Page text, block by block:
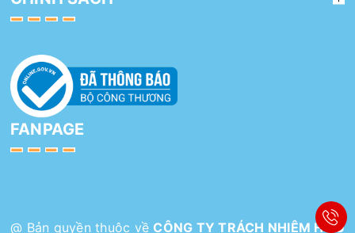
FANPAGE
@ Bản quyền thuộc về CÔNG TY TRÁCH NHIỆM HỮU